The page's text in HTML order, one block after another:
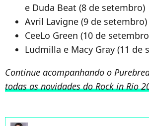
e Duda Beat (8 de setembro)
Avril Lavigne (9 de setembro)
CeeLo Green (10 de
Ludmilla e Macy Gray (11 de
Continue acompanhando o
todas as novidades do Rock in Rio